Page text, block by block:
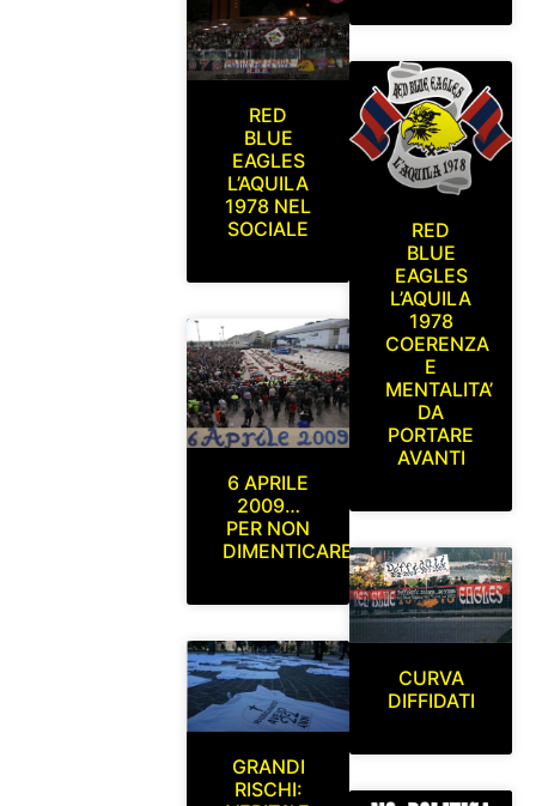
RED
BLUE
EAGLES
L’AQUILA
1978 NEL
SOCIALE
6 APRILE
2009…
PER NON
DIMENTICARE
GRANDI
RISCHI:
RED
BLUE
EAGLES
L’AQUILA
1978
COERENZA
E
MENTALITA’
DA
PORTARE
AVANTI
CURVA
DIFFIDATI